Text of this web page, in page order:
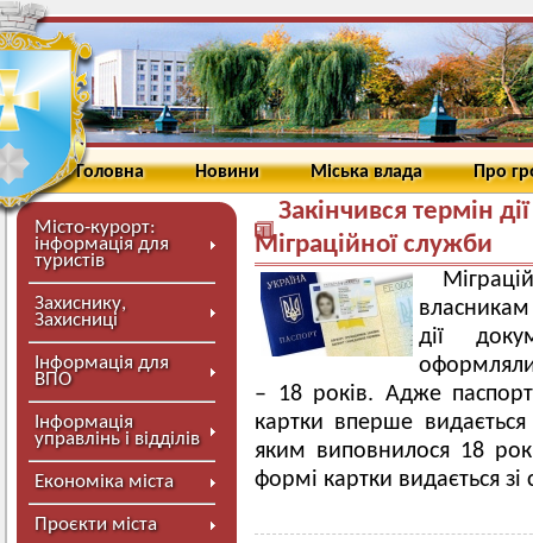
Головна Новини Міська влада Про
Місто-курорт:
інформація для
туристів
Захиснику,
Захисниці
Інформація для
ВПО
Інформація
управлінь і відділів
Економіка міста
Проєкти міста
Закінчився термін
Міграційної служби
дії
– 18 років. Адже
картки вперше
яким виповнилося 18
формі картки видається зі